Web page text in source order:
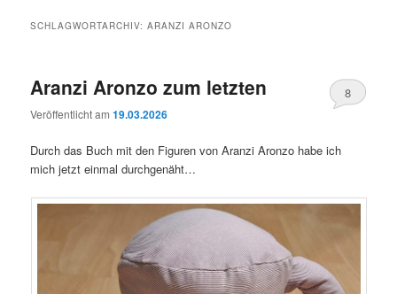
SCHLAGWORTARCHIV:ARANZI ARONZO
Aranzi Aronzo zum letzten
Veröffentlicht am19.03.2026
8
Durch das Buch mit den Figuren von Aranzi Aronzo habe ich
mich jetzt einmal durchgenäht…